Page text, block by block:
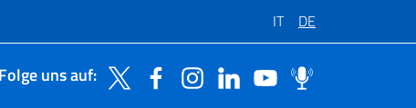
IT DE
Folge uns auf: